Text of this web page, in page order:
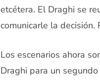
etcétera. El Draghi se
comunicarle la decisión.
Los escenarios ahora
Draghi para un